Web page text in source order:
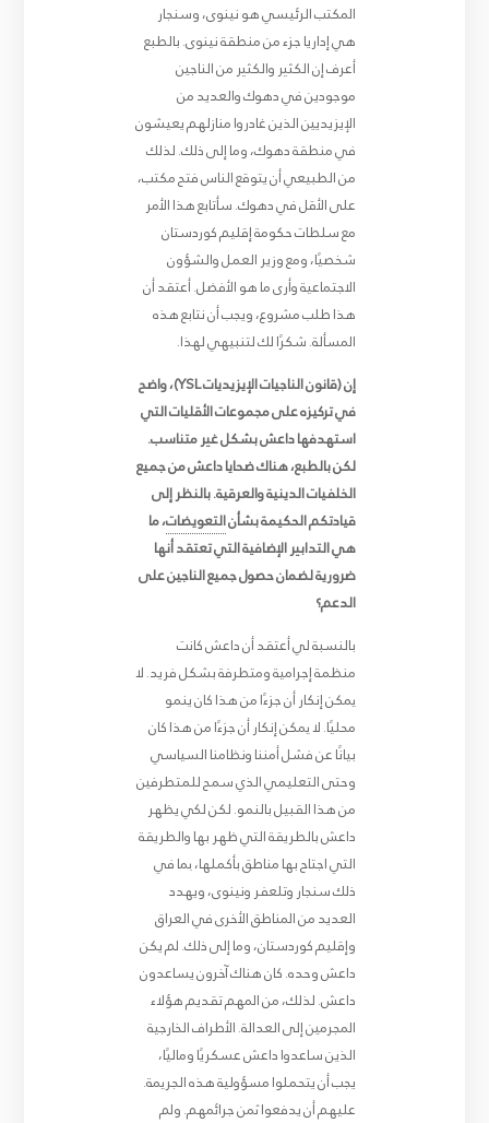
المكتب الرئيسي هو نينوى، وسنجار
هي إداريا جزء من منطقة نينوى. بالطبع
أعرف إن الكثير والكثير من الناجين
موجودين في دهوك والعديد من
الإيزيديين الذين غادروا منازلهم يعيشون
في منطقة دهوك، وما إلى ذلك. لذلك
من الطبيعي أن يتوقع الناس فتح مكتب،
على الأقل في دهوك. سأتابع هذا الأمر
مع سلطات حكومة إقليم كوردستان
شخصيًا، ومع وزير العمل والشؤون
الاجتماعية وأرى ما هو الأفضل. أعتقد أن
هذا طلب مشروع، ويجب أن نتابع هذه
المسألة. شكرًا لك لتنبيهي لهذا.
إن (قانون الناجيات الإيزيديات YSL)، واضح
في تركيزه على مجموعات الأقليات التي
استهدفها داعش بشكل غير متناسب.
لكن بالطبع، هناك ضحايا داعش من جميع
الخلفيات الدينية والعرقية. بالنظر إلى
قيادتكم الحكيمة بشأنالتعويضات، ما
هي التدابير الإضافية التي تعتقد أنها
ضرورية لضمان حصول جميع الناجين على
الدعم؟
بالنسبة لي أعتقد أن داعش كانت
منظمة إجرامية ومتطرفة بشكل فريد. لا
يمكن إنكار أن جزءًا من هذا كان ينمو
محليًا. لا يمكن إنكار أن جزءًا من هذا كان
بيانًا عن فشل أمننا ونظامنا السياسي
وحتى التعليمي الذي سمح للمتطرفين
من هذا القبيل بالنمو. لكن لكي يظهر
داعش بالطريقة التي ظهر بها والطريقة
التي اجتاح بها مناطق بأكملها، بما في
ذلك سنجار وتلعفر ونينوى، ويهدد
العديد من المناطق الأخرى في العراق
وإقليم كوردستان، وما إلى ذلك. لم يكن
داعش وحده. كان هناك آخرون يساعدون
داعش. لذلك، من المهم تقديم هؤلاء
المجرمين إلى العدالة. الأطراف الخارجية
الذين ساعدوا داعش عسكريًا وماليًا،
يجب أن يتحملوا مسؤولية هذه الجريمة.
عليهم أن يدفعوا ثمن جرائمهم. ولم